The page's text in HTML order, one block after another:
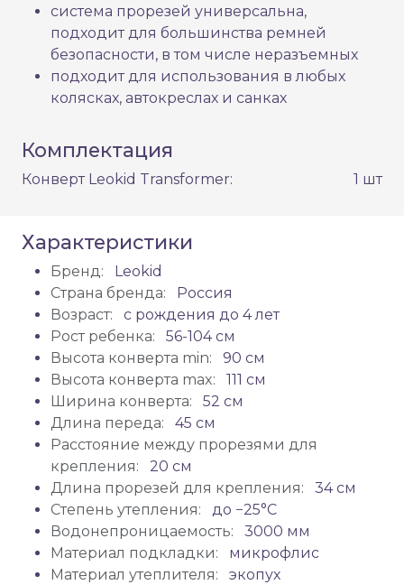
система прорезей универсальна,
подходит для большинства ремней
безопасности, в том числе неразъемных
подходит для использования в любых
колясках, автокреслах и санках
Комплектация
Конверт Leokid Transformer: 1 шт
Характеристики
Бренд:
Leokid
Страна бренда:
Россия
Возраст:
с рождения до 4 лет
Рост ребенка:
56-104 см
Высота конверта min:
90 см
Высота конверта max:
111 см
Ширина конверта:
52 см
Длина переда:
45 см
Расстояние между прорезями для
крепления:
20 см
Длина прорезей для крепления:
34 см
Степень утепления:
до −25°С
Водонепроницаемость:
3000 мм
Материал подкладки:
микрофлис
Материал утеплителя:
экопух